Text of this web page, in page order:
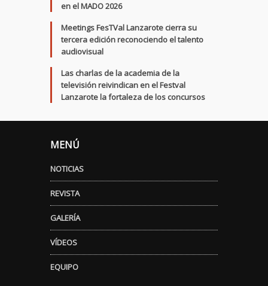
en el MADO 2026
Meetings FesTVal Lanzarote cierra su
tercera edición reconociendo el talento
audiovisual
Las charlas de la academia de la
televisión reivindican en el Festval
Lanzarote la fortaleza de los concursos
MENÚ
NOTICIAS
REVISTA
GALERÍA
VÍDEOS
EQUIPO